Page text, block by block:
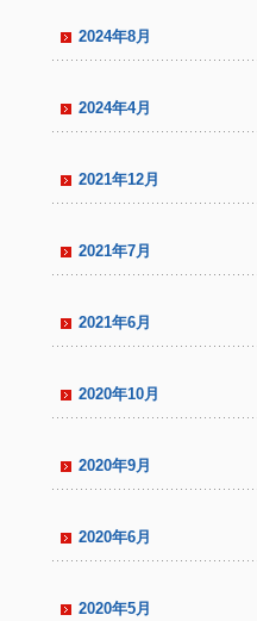
2024年8月
2024年4月
2021年12月
2021年7月
2021年6月
2020年10月
2020年9月
2020年6月
2020年5月